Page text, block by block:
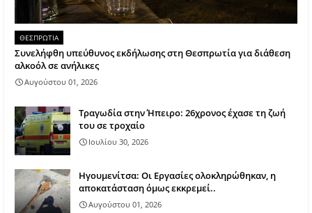
ΘΕΣΠΡΩΤΙΑ
Συνελήφθη υπεύθυνος εκδήλωσης στη Θεσπρωτία για διάθεση
αλκοόλ σε ανήλικες
Αυγούστου 01, 2026
Τραγωδία στην Ήπειρο: 26χρονος έχασε τη ζωή
του σε τροχαίο
Ιουλίου 30, 2026
Ηγουμενίτσα: Οι Εργασίες ολοκληρώθηκαν, η
αποκατάσταση όμως εκκρεμεί..
Αυγούστου 01, 2026